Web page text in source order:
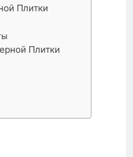
Плитки
Плитки